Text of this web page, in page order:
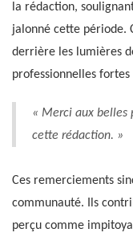
la rédaction,
jalonné cette période.
derrière les lumières
professionnelles
« Merci aux belles
cette rédaction. »
Ces remerciements
communauté. Ils
perçu comme